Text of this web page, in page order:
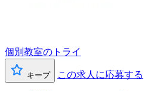
個別教室のトライ
キープ この求人に応募する